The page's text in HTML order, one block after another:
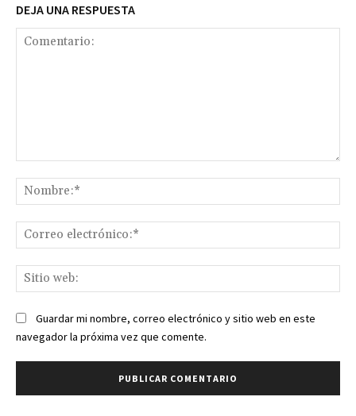
DEJA UNA RESPUESTA
Guardar mi nombre, correo electrónico y sitio web en este
navegador la próxima vez que comente.